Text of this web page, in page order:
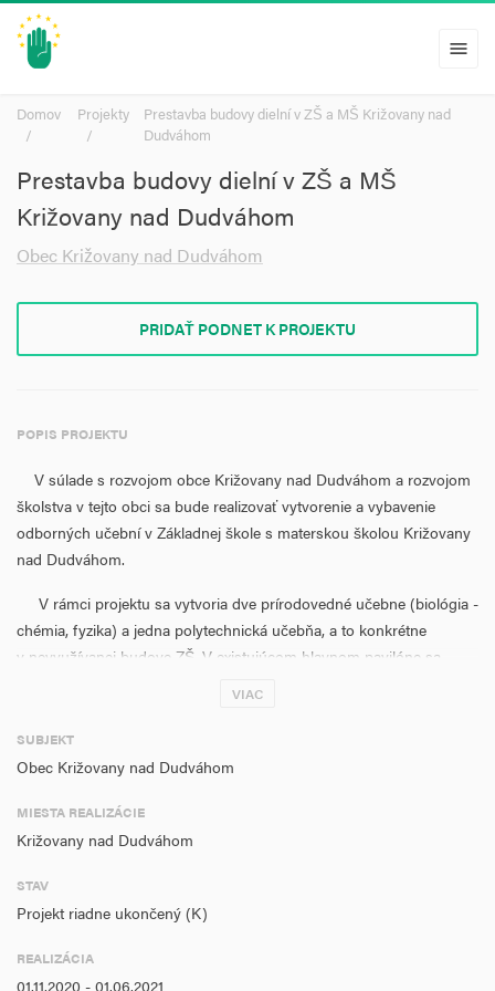
menu
Domov Projekty
Prestavba budovy dielní v ZŠ a MŠ Križovany nad
Dudváhom
Prestavba budovy dielní v ZŠ a MŠ
Križovany nad Dudváhom
Obec Križovany nad Dudváhom
PRIDAŤ PODNET K PROJEKTU
POPIS PROJEKTU
V súlade s rozvojom obce Križovany nad Dudváhom a rozvojom
školstva v tejto obci sa bude realizovať vytvorenie a vybavenie
odborných učební v Základnej škole s materskou školou Križovany
nad Dudváhom.
V rámci projektu sa vytvoria dve prírodovedné učebne (biológia -
chémia, fyzika) a jedna polytechnická učebňa, a to konkrétne
v nevyužívanej budove ZŠ. V existujúcom hlavnom pavilóne sa
obstarania učební, ktoré sa budú nachádzať v nevyužívanej budove
ZŠ.
Cieľom projektu je teda skvalitniť vzdelávanie v obci Križovany
nad Dudváhom i v okolitom regióne.
Cieľ projektu sa dosiahne realizáciou nasledovných aktivít:
Obstaranie učebne cudzích jazykov
Obstaranie učebne biológie a chémie
VIAC
SUBJEKT
Obec Križovany nad Dudváhom
MIESTA REALIZÁCIE
Križovany nad Dudváhom
STAV
Projekt riadne ukončený (K)
REALIZÁCIA
01.11.2020 - 01.06.2021